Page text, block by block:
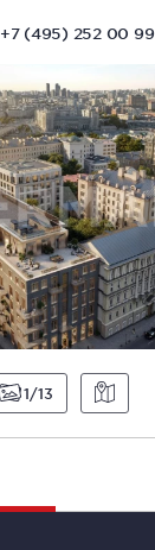
+7 (495) 252 00 99
1 13